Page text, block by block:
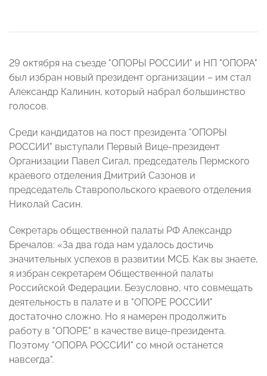
29 октября на съезде "ОПОРЫ РОССИИ" и НП "ОПОРА"
был избран новый президент организации – им стал
Александр Калинин, который набрал большинство
голосов.
Среди кандидатов на пост президента "ОПОРЫ
РОССИИ" выступали Первый Вице-президент
Организации Павел Сигал, председатель Пермского
краевого отделения Дмитрий Сазонов и
председатель Ставропольского краевого отделения
Николай Сасин.
Секретарь общественной палаты РФ Александр
Бречалов: «За два года нам удалось достичь
значительных успехов в развитии МСБ. Как вы знаете,
я избран секретарем Общественной палаты
Российской Федерации. Безусловно, что совмещать
деятельность в палате и в "ОПОРЕ РОССИИ"
достаточно сложно. Но я намерен продолжить
работу в "ОПОРЕ" в качестве вице-президента.
Поэтому "ОПОРА РОССИИ" со мной останется
навсегда".